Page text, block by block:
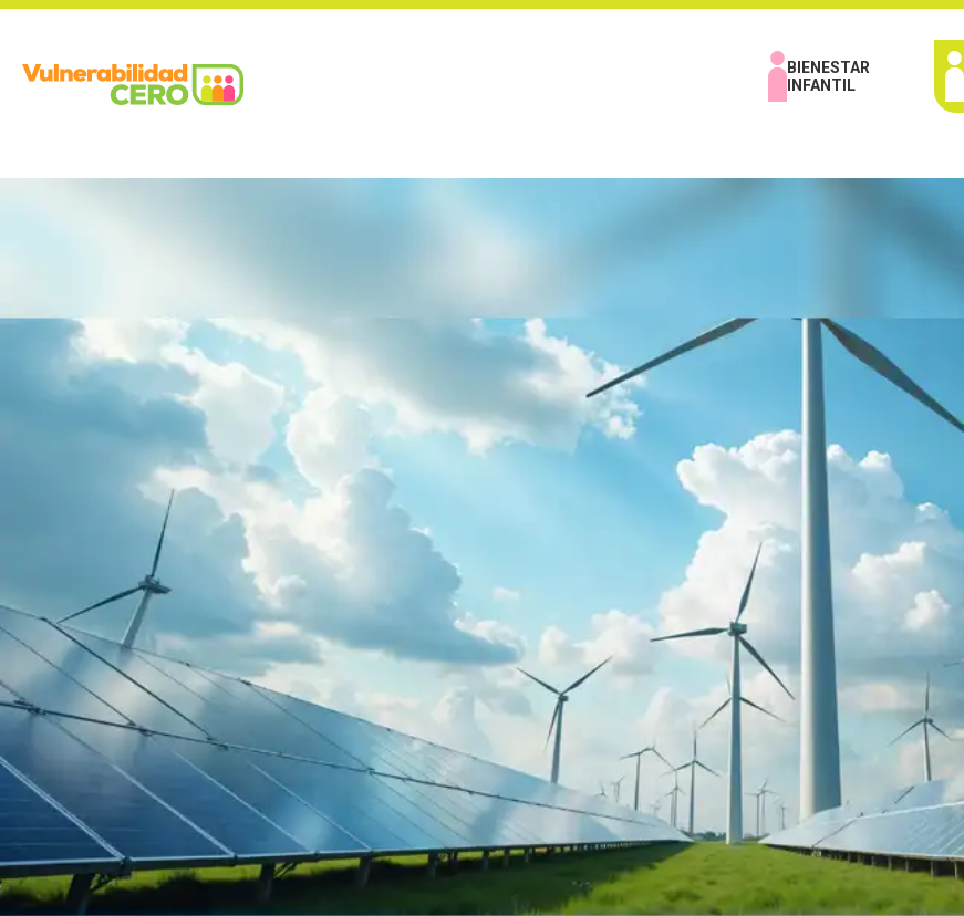
BIENESTAR
INFANTIL